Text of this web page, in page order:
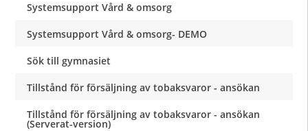
Systemsupport Vård & omsorg
Systemsupport Vård & omsorg- DEMO
Sök till gymnasiet
Tillstånd för försäljning av tobaksvaror - ansökan
Tillstånd för försäljning av tobaksvaror - ansökan
(Serverat-version)